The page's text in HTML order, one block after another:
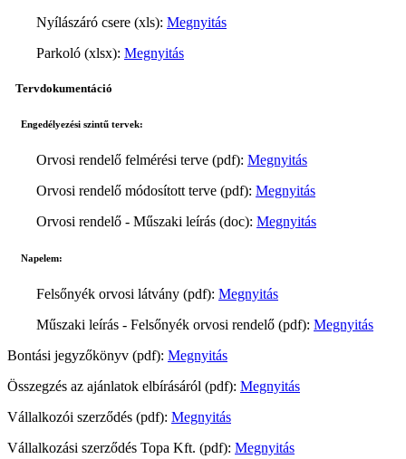
Nyílászáró csere (xls): Megnyitás
Parkoló (xlsx): Megnyitás
Tervdokumentáció
Engedélyezési szintű tervek:
Orvosi rendelő felmérési terve (pdf): Megnyitás
Orvosi rendelő módosított terve (pdf): Megnyitás
Orvosi rendelő - Műszaki leírás (doc): Megnyitás
Napelem:
Felsőnyék orvosi látvány (pdf): Megnyitás
Műszaki leírás - Felsőnyék orvosi rendelő (pdf): Megnyitás
Bontási jegyzőkönyv (pdf): Megnyitás
Összegzés az ajánlatok elbírásáról (pdf): Megnyitás
Vállalkozói szerződés (pdf): Megnyitás
Vállalkozási szerződés Topa Kft. (pdf): Megnyitás